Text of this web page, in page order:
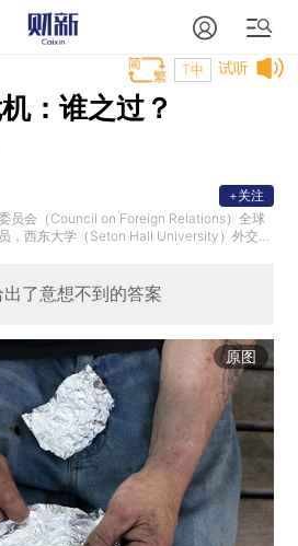
试听
T中
：谁之过？
员会（Council on Foreign Relations）全球
，西东大学（Seton Hall University）外交与
政治学博士。
+关注
了意想不到的答案
原图